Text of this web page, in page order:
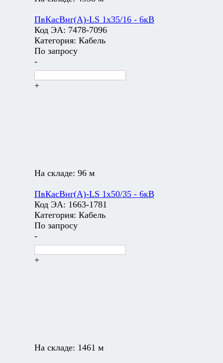
ПвКасВнг(А)-LS 1х35/16 - 6кВ
Код ЭА: 7478-7096
Категория: Кабель
По запросу
-
+
На складе: 96 м
ПвКасВнг(А)-LS 1х50/35 - 6кВ
Код ЭА: 1663-1781
Категория: Кабель
По запросу
-
+
На складе: 1461 м